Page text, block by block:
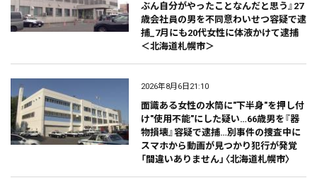
ぶん自分がやったことなんだと思う』27
歳会社員の男を不同意わいせつ容疑で逮
捕_7月にも20代女性に体液かけて逮捕
＜北海道札幌市＞
2026年8月6日21:10
面識ある女性の水筒に"下半身"を押し付
け"使用不能"にした疑い…66歳男を『器
物損壊』容疑で逮捕…別事件の捜査中に
スマホから動画が見つかり犯行が発覚
「間違いありません」〈北海道札幌市〉